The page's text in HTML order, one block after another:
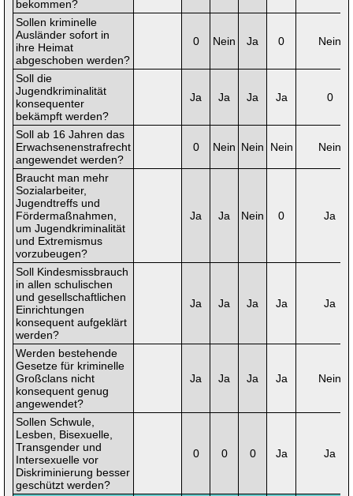
bekommen?
Sollen kriminelle
Ausländer sofort in
ihre Heimat
abgeschoben werden?
0 Nein Ja 0 Nein
Soll die
Jugendkriminalität
konsequenter
bekämpft werden?
Ja Ja Ja Ja 0
Soll ab 16 Jahren das
Erwachsenenstrafrecht
angewendet werden?
0 Nein Nein Nein Nein
Braucht man mehr
Sozialarbeiter,
Jugendtreffs und
Fördermaßnahmen,
um Jugendkriminalität
und Extremismus
vorzubeugen?
Ja Ja Nein 0 Ja
Soll Kindesmissbrauch
in allen schulischen
und gesellschaftlichen
Einrichtungen
konsequent aufgeklärt
werden?
Ja Ja Ja Ja Ja
Werden bestehende
Gesetze für kriminelle
Großclans nicht
konsequent genug
angewendet?
Ja Ja Ja Ja Nein
Sollen Schwule,
Lesben, Bisexuelle,
Transgender und
Intersexuelle vor
Diskriminierung besser
geschützt werden?
0 0 0 Ja Ja